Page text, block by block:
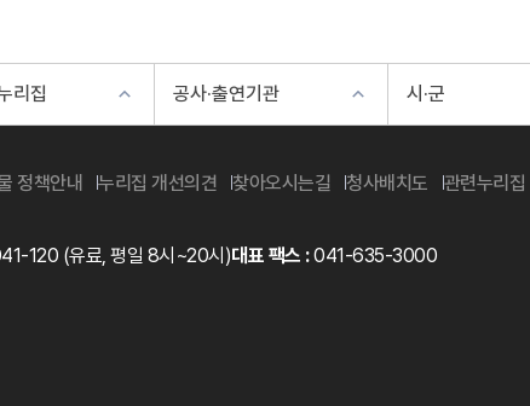
리집 공사·출연기관 시·군
정책안내 누리집 개선의견 찾아오시는길 청사배치도 관련누리집
120 (유료, 평일 8시~20시)대표 팩스 :041-635-3000